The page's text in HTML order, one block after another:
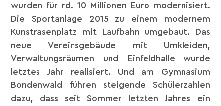
wurden für rd. 10 Millionen Euro modernisiert.
Die Sportanlage 2015 zu einem modernem
Kunstrasenplatz mit Laufbahn umgebaut. Das
neue Vereinsgebäude mit Umkleiden,
Verwaltungsräumen und Einfeldhalle wurde
letztes Jahr realisiert. Und am Gymnasium
Bondenwald führen steigende Schülerzahlen
dazu, dass seit Sommer letzten Jahres ein